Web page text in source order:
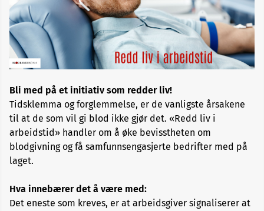
arbeidstid-
bedrift
her
Oversikt
Redd
arbeidstid
bedrifter
redd
liv
Bli med på et initiativ som redder liv!
Tidsklemma og forglemmelse, er de vanligste årsakene
til at de som vil gi blod ikke gjør det. «Redd liv i
arbeidstid» handler om å øke bevisstheten om
blodgivning og få samfunnsengasjerte bedrifter med på
laget.
Hva innebærer det å være med:
Det eneste som kreves, er at arbeidsgiver signaliserer at